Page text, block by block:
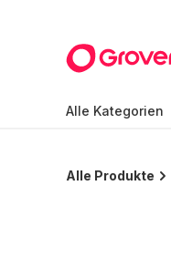
Alle Kategorien
Alle Produkte